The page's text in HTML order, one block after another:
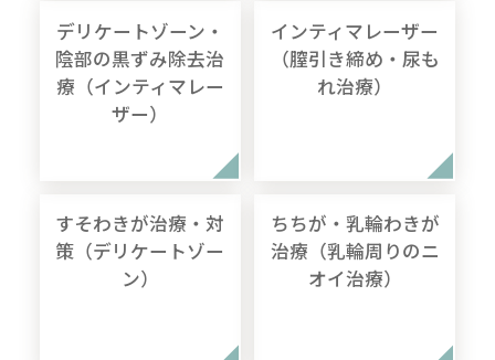
デリケートゾーン・
陰部の黒ずみ除去治
療（インティマレー
ザー）
インティマレーザー
（膣引き締め・尿も
れ治療）
すそわきが治療・対
策（デリケートゾー
ン）
ちちが・乳輪わきが
治療（乳輪周りのニ
オイ治療）